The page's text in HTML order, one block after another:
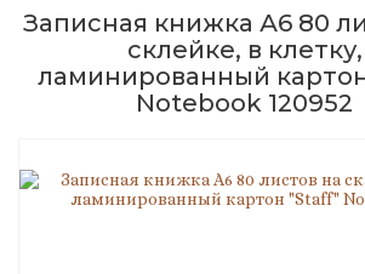
Записная книжка А6 80
склейке, в клетку,
ламинированный
Notebook 120952